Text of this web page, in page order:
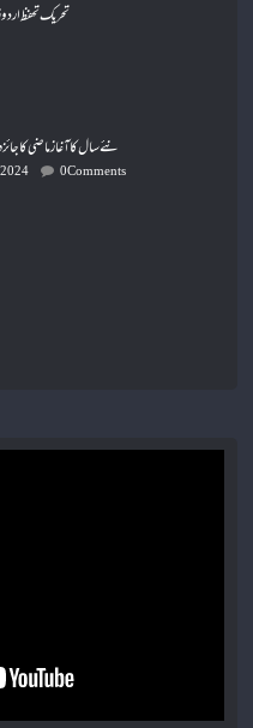
تحریک تحفظ
نئے سال کا آغاز ماضی کا
0 Comments